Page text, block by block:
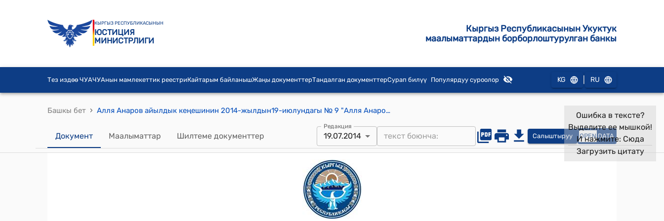
КЫРГЫЗ РЕСПУБЛИКАСЫНЫН
ЮСТИЦИЯ
МИНИСТРЛИГИ
Кыргыз Республикасынын Укуктук
маалыматтардын борборлоштурулган банкы
Тез издөө ЧУАЧУАнын мамлекеттик реестриКайтарым байланышЖаңы документтерТандалган документтерСурап билүү Популярдуу суроолор KG RU
Башкы бет › Алля Анаров айылдык кеңешинин 2014-жылдын19-июлундагы № 9 "Алля Анаров айыл ѳкмѳтүнѳ караштуу «Чил-Устун суу» ИСКАКБсынын балансындагы таза суу түтүктүрүнѳ эсептегичтерди орнотуу жѳнүндѳ" токтому
Документ Маалыматтар Шилтеме документтер
Редакция
19.07.2014 Салыштыруу OPEN DATA
Ошибка в тексте?
Выделите ее мышкой!
И нажмите: Сюда
Загрузить цитату